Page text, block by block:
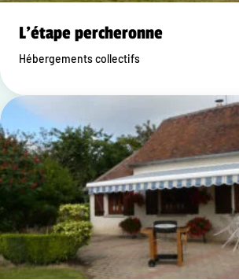
L'étape percheronne
Hébergements collectifs